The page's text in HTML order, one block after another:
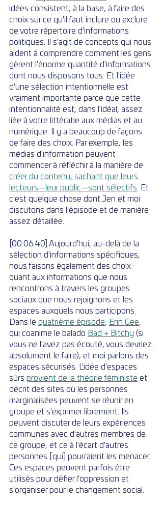
idées consistent, à la base, à faire des
choix sur ce qu'il faut inclure ou exclure
de votre répertoire d'informations
politiques. Il s'agit de concepts qui nous
aident à comprendre comment les gens
gèrent l'énorme quantité d'informations
dont nous disposons tous. Et l'idée
d'une sélection intentionnelle est
vraiment importante parce que cette
intentionnalité est, dans l'idéal, assez
liée à votre littératie aux médias et au
numérique. Il y a beaucoup de façons
de faire des choix. Par exemple, les
médias d'information peuvent
commencer à réfléchir à la manière de
créer du contenu, sachant que leurs
lecteurs—leur public—sont sélectifs . Et
c'est quelque chose dont Jen et moi
discutons dans l'épisode et de manière
assez détaillée.
[00:06:40] Aujourd'hui, au-delà de la
sélection d'informations spécifiques,
nous faisons également des choix
quant aux informations que nous
rencontrons à travers les groupes
sociaux que nous rejoignons et les
espaces auxquels nous participons.
Dans le quatrième épisode, Erin Gee,
qui coanime le balado Bad + Bitchy (si
vous ne l'avez pas écouté, vous devriez
absolument le faire), et moi parlons des
espaces sécurisés. L'idée d'espaces
sûrs provient de la théorie féministe et
décrit des sites où les personnes
marginalisées peuvent se réunir en
groupe et s'exprimer librement. Ils
peuvent discuter de leurs expériences
communes avec d'autres membres de
ce groupe, et ce à l'écart d'autres
personnes [qui] pourraient les menacer.
Ces espaces peuvent parfois être
utilisés pour défier l'oppression et
s'organiser pour le changement social.